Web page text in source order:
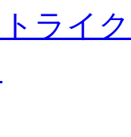
ライ